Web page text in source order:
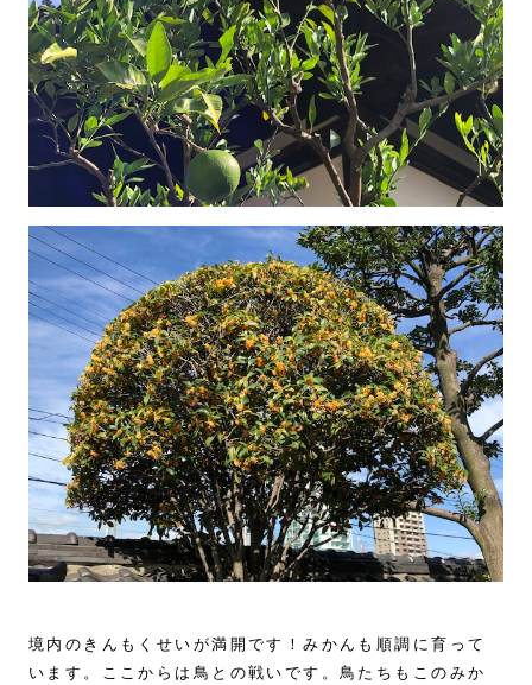
境内のきんもくせいが満開です！みかんも順調に育って
います。ここからは鳥との戦いです。鳥たちもこのみか